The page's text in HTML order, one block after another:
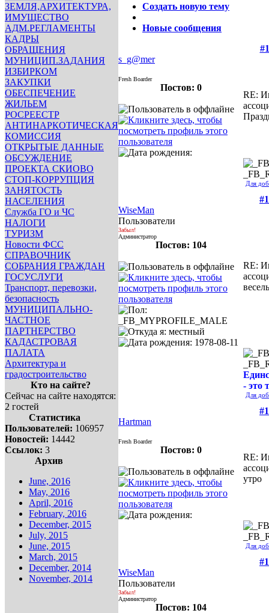
ЗЕМЛЯ,АРХИТЕКТУРА,
ИМУЩЕСТВО
АДМ.РЕГЛАМЕНТЫ
КАДРЫ
ОБРАЩЕНИЯ
МУНИЦИП.ЗАДАНИЯ
ИЗБИРКОМ
ЗАКУПКИ
ОБЕСПЕЧЕНИЕ
ЖИЛЬЕМ
РОСРЕЕСТР
АНТИНАРКОТИЧЕСКАЯ
КОМИССИЯ
ОТКРЫТЫЕ ДАННЫЕ
ОБСУЖДЕНИЕ
ПРОЕКТА СКИОВО
СТОП-КОРРУПЦИЯ
ЗАНЯТОСТЬ
НАСЕЛЕНИЯ
Служба ГО и ЧС
НАЛОГИ
ТУРИЗМ
Новости ФСС
СПРАВОЧНИК
СОБРАНИЯ ГРАЖДАН
ГОСУСЛУГИ
Транспорт, перевозки,
безопасность
МУНИЦИПАЛЬНО-
ЧАСТНОЕ
ПАРТНЕРСТВО
КАДАСТРОВАЯ
ПАЛАТА
Архитектура и
градостроительство
Кто на сайте?
Сейчас на сайте находятся:
2 гостей
Статистика
Пользователей: 106957
Новостей: 14442
Ссылок: 3
Архив
June, 2016
May, 2016
April, 2016
February, 2016
December, 2015
July, 2015
June, 2015
March, 2015
December, 2014
November, 2014
Создать новую тему
Новые сообщения
s_g@mer
Fresh Boarder
Постов: 0
RE:
Для
WiseMan
Пользователи
Забыл!
Администратор
Постов: 104
RE:
- это
Для
Hartman
Fresh Boarder
Постов: 0
RE:
утро
Для
WiseMan
Пользователи
Забыл!
Администратор
Постов: 104